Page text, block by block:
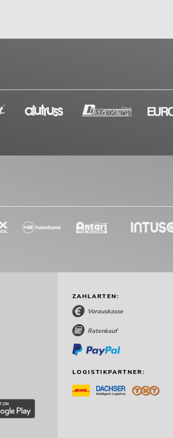
ZAHLARTEN:
Vorauskasse
Ratenkauf
LOGISTIKPARTNER: